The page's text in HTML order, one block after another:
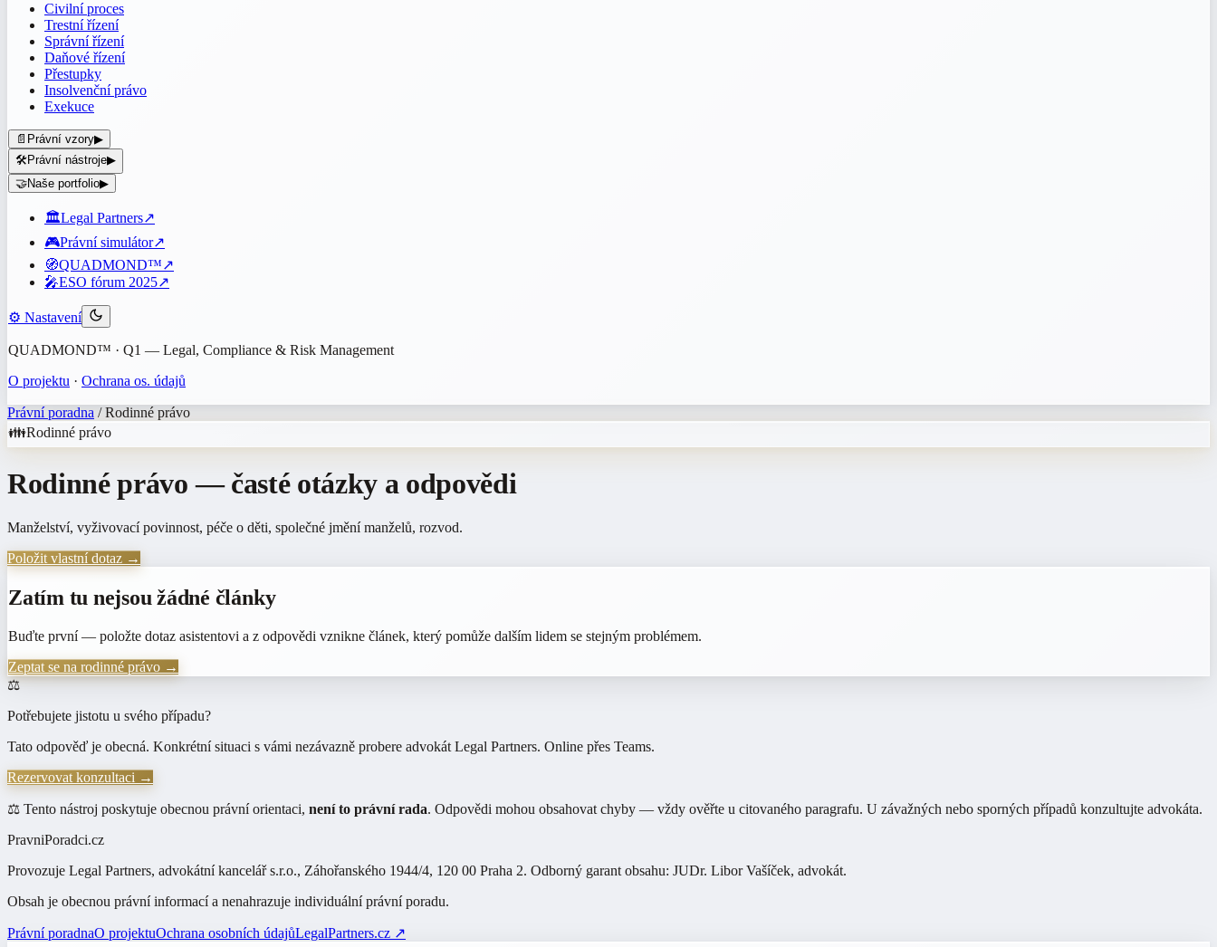
Civilní proces
Trestní řízení
Správní řízení
Daňové řízení
Přestupky
Insolvenční právo
Exekuce
📄 Právní vzory▶
🛠️Právní nástroje▶
🤝Naše portfolio▶
🏛️Legal Partners↗
🎮Právní simulátor↗
🧭QUADMOND™↗
🎤ESO fórum 2025↗
⚙️ Nastavení
QUADMOND™ · Q1 — Legal, Compliance & Risk Management
O projektu · Ochrana os. údajů
Právní poradna /Rodinné právo
👪Rodinné právo
Rodinné právo — časté otázky a odpovědi
Manželství, vyživovací povinnost, péče o děti, společné jmění manželů, rozvod.
Položit vlastní dotaz →
Zatím tu nejsou žádné články
Buďte první — položte dotaz asistentovi a z odpovědi vznikne článek, který pomůže dalším lidem se stejným problémem.
Zeptat se na rodinné právo →
⚖️
Potřebujete jistotu u svého případu?
Tato odpověď je obecná. Konkrétní situaci s vámi nezávazně probere advokát Legal Partners. Online přes Teams.
Rezervovat konzultaci →
⚖️ Tento nástroj poskytuje obecnou právní orientaci, není to právní rada. Odpovědi mohou obsahovat chyby — vždy ověřte u citovaného paragrafu. U závažných nebo sporných případů konzultujte advokáta.
PravniPoradci.cz
Provozuje Legal Partners, advokátní kancelář s.r.o., Záhořanského 1944/4, 120 00 Praha 2. Odborný garant obsahu: JUDr. Libor Vašíček, advokát.
Obsah je obecnou právní informací a nenahrazuje individuální právní poradu.
Právní poradnaO projektuOchrana osobních údajůLegalPartners.cz ↗